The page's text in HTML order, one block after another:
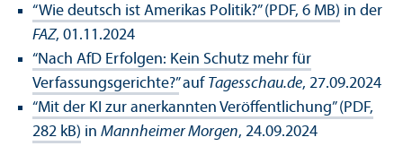
“Wie deutsch ist Amerikas Politik?” (PDF, 6 MB) in der
FAZ, 01.11.2024
“Nach AfD Erfolgen: Kein Schutz mehr für
Verfassungsgerichte?”auf Tagesschau.de, 27.09.2024
“Mit der KI zur anerkannten Veröffentlichung” (PDF,
282 kB) in Mannheimer Morgen, 24.09.2024